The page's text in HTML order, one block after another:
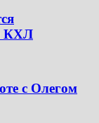
КХЛ
с Олегом